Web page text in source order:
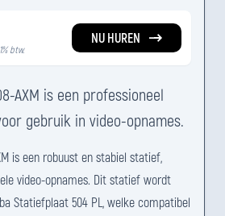
btw.
NU HUREN
AXM is een professioneel
gebruik in video-opnames.
is een robuust en stabiel statief,
video-opnames. Dit statief wordt
Statiefplaat 504 PL, welke compatibel